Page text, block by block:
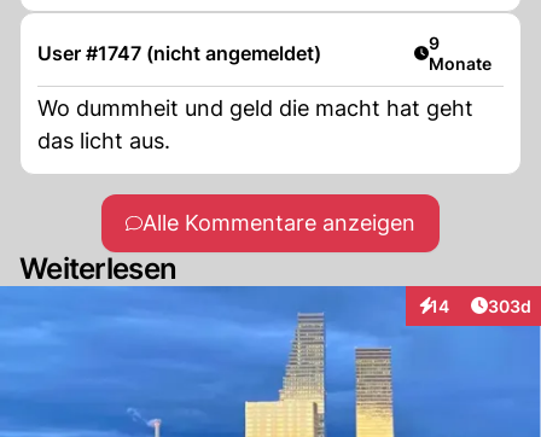
User #1747 (nicht angemeldet) Artikel
9
Monate
Wo dummheit und geld die macht hat geht
das licht aus.
Alle Kommentare anzeigen
Weiterlesen
14
Interaktionen
303d